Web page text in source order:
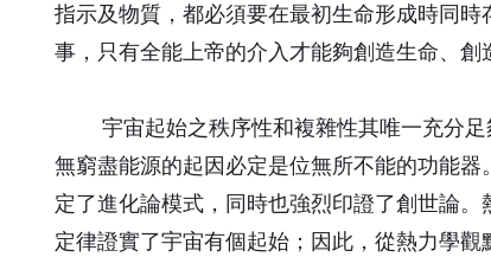
指示及物質，都必須要在最初生命形成時同
事， 只有全能上帝的介入才能夠創造生命、創
	宇宙起始
之秩序性和複雜性其唯一充分足
無窮盡能源的起因必定是位無所不能的功能器
定了進化論模式，同時也強烈印證了創世論
定律證實了宇宙有個起始；因此，從熱力學